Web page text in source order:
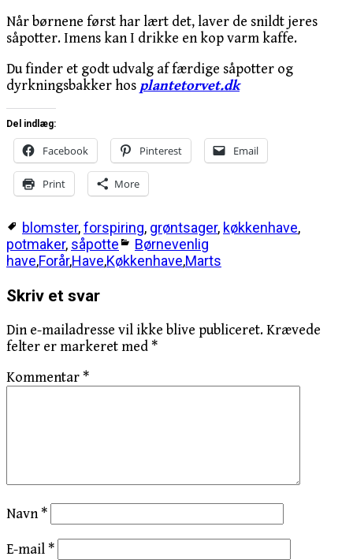
Når børnene først har lært det, laver de snildt jeres
såpotter. Imens kan I drikke en kop varm kaffe.
Du finder et godt udvalg af færdige såpotter og
dyrkningsbakker hos plantetorvet.dk
Del indlæg:
Facebook Pinterest Email
Print More
blomster,forspiring, grøntsager, køkkenhave,
potmaker, såpotte
Børnevenlig
have,Forår,Have,Køkkenhave,Marts
Skriv et svar
Din e-mailadresse vil ikke blive publiceret.Krævede
felter er markeret med*
Kommentar*
Navn*
E-mail*